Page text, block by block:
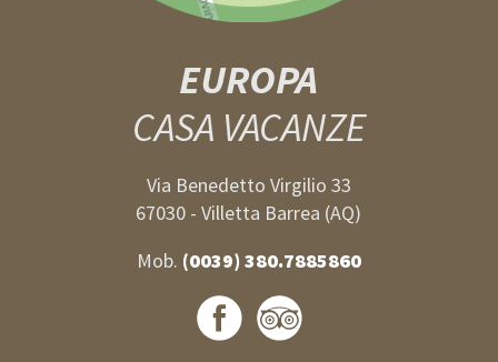
EUROPA
CASA VACANZE
Via Benedetto Virgilio 33
67030 - Villetta Barrea (AQ)
Mob. (0039) 380.7885860